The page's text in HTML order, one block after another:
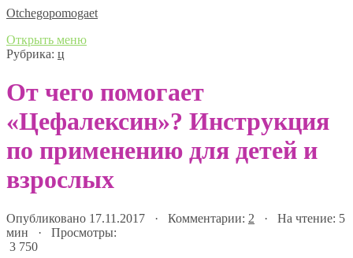
Оtchegopomogaet
Открыть меню
Рубрика: ц
От чего помогает
«Цефалексин»? Инструкция
по применению для детей и
взрослых
Опубликовано 17.11.2017 · Комментарии: 2 · На чтение: 5
мин · Просмотры:
3 750